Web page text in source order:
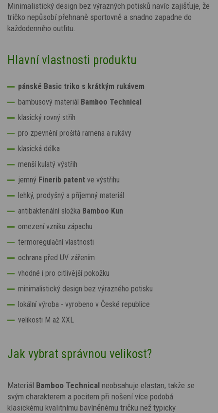
Minimalistický design bez výrazných potisků navíc zajišťuje, že
tričko nepůsobí přehnaně sportovně a snadno zapadne do
každodenního outfitu.
Hlavní vlastnosti produktu
pánské Basic triko s krátkým rukávem
bambusový materiál Bamboo Technical
klasický rovný střih
pro zpevnění prošitá ramena a rukávy
klasická délka
menší kulatý výstřih
jemný Finerib patent ve výstřihu
lehký, prodyšný a příjemný materiál
antibakteriální složka Bamboo Kun
omezení vzniku zápachu
termoregulační vlastnosti
ochrana před UV zářením
vhodné i pro citlivější pokožku
minimalistický design bez výrazného potisku
lokální výroba - vyrobeno v České republice
velikosti M až XXL
Jak vybrat správnou velikost?
Materiál Bamboo Technical neobsahuje elastan, takže se
svým charakterem a pocitem při nošení více podobá
klasickému kvalitnímu bavlněnému tričku než typicky